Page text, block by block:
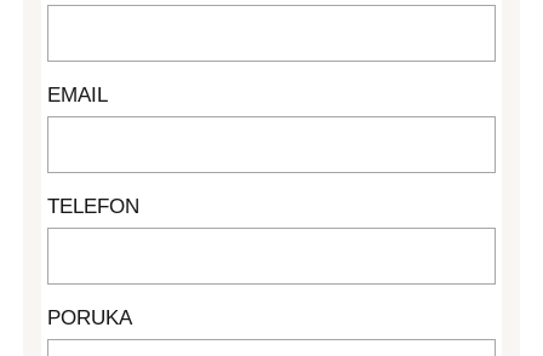
EMAIL
TELEFON
PORUKA